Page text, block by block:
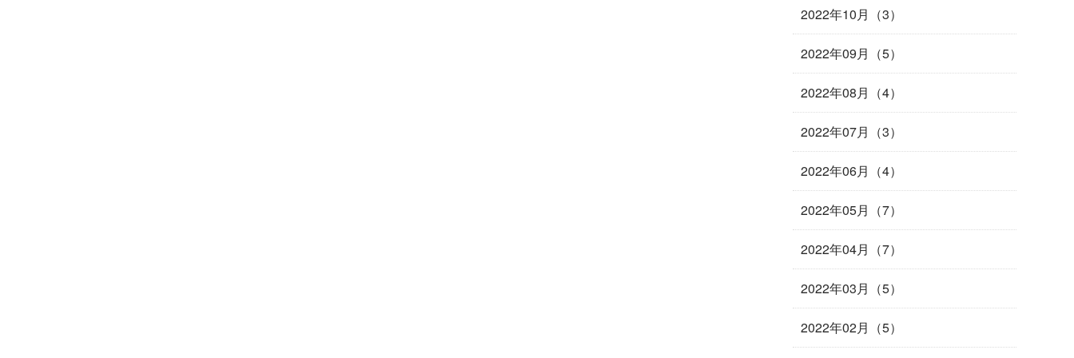
2022年10月（3）
2022年09月（5）
2022年08月（4）
2022年07月（3）
2022年06月（4）
2022年05月（7）
2022年04月（7）
2022年03月（5）
2022年02月（5）